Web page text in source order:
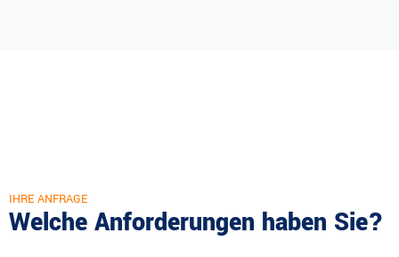
IHRE ANFRAGE
Welche Anforderungen haben Sie?